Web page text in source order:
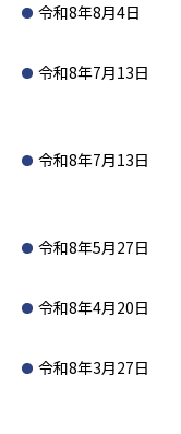
令和8年8月4日
令和8年7月13日
令和8年7月13日
令和8年5月27日
令和8年4月20日
令和8年3月27日